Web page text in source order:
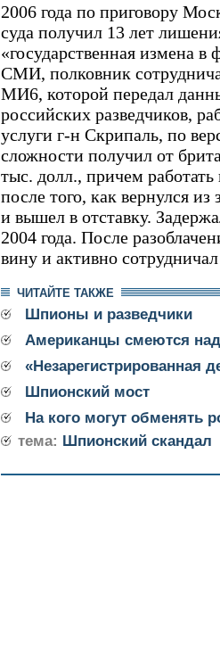
2006 года по приговору
суда получил 13 лет
«государственная измена
СМИ, полковник
MИ6, которой передал
российских разведчиков,
услуги г-н Скрипаль, по
сложности получил от
тыс. долл., причем
после того, как вернулся
и вышел в отставку.
2004 года. После
вину и активно
ЧИТАЙТЕ ТАКЖЕ
Шпионы и разведчики
Американцы смеются над
«Незарегистрированная
Шпионский мост
На кого могут обменять
тема: Шпионский скандал